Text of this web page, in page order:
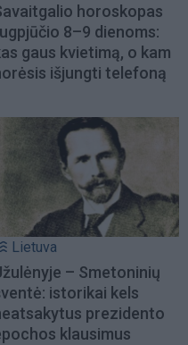
horoskopas
8–9 dienoms:
gaus kvietimą, o kam
išjungti telefoną
Lietuva
– Smetoninių
istorikai kels
prezidento
klausimus